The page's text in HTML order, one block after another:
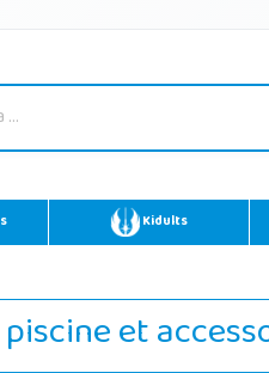
Kidults
et